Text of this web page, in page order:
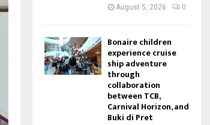
August 5, 2026 0
Bonaire children
experience cruise
ship adventure
through
collaboration
between TCB,
Carnival Horizon, and
Buki di Pret